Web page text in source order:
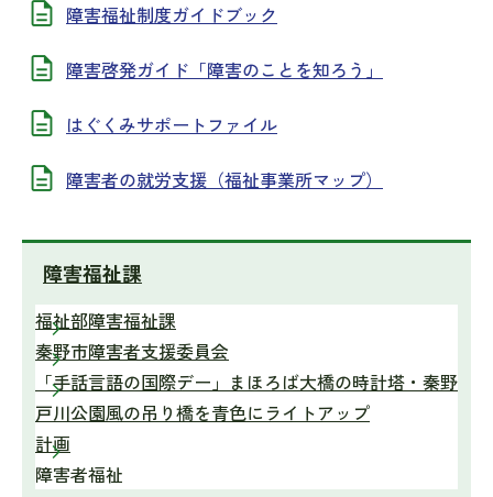
障害福祉制度ガイドブック
障害啓発ガイド「障害のことを知ろう」
はぐくみサポートファイル
障害者の就労支援（福祉事業所マップ）
障害福祉課
福祉部障害福祉課
秦野市障害者支援委員会
「手話言語の国際デー」まほろば大橋の時計塔・秦野
戸川公園風の吊り橋を青色にライトアップ
計画
障害者福祉